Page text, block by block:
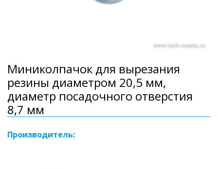
Миниколпачок для вырезания
резины диаметром 20,5 мм,
диаметр посадочного отверстия
8,7 мм
Производитель: